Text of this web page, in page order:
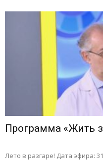
Программа «Жить
Лето в разгаре! Дата эфира: